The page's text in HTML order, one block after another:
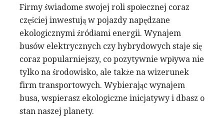
Firmy świadome swojej roli społecznej coraz
częściej inwestują w pojazdy napędzane
ekologicznymi źródłami energii. Wynajem
busów elektrycznych czy hybrydowych staje się
coraz popularniejszy, co pozytywnie wpływa nie
tylko na środowisko, ale także na wizerunek
firm transportowych. Wybierając wynajem
busa, wspierasz ekologiczne inicjatywy i dbasz o
stan naszej planety.